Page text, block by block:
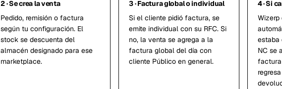
2 · Se crea la venta
Pedido, remisión o factura
según tu configuración. El
stock se descuenta del
almacén designado para ese
marketplace.
3 · Factura global o individual
Si el cliente pidió factura, se
emite individual con su RFC. Si
no, la venta se agrega a la
factura global del día con
cliente Público en general.
4 · Si
Wizerp
estaba
NC se